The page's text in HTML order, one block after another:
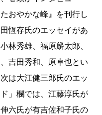
おやかな峰』を刊行し
恆存氏のエッセイがあ
林秀雄、福原麟太郎、
吉田秀和、原卓也とい
は大江健三郎氏のエッ
」欄では、江藤淳氏が
六氏が有吉佐和子氏の